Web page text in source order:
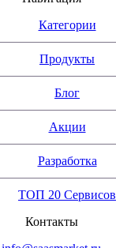
Категории
Продукты
Блог
Акции
Разработка
ТОП 20 Сервисов
Контакты